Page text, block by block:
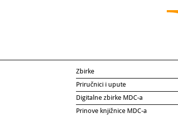
Zbirke
Priručnici i upute
Digitalne zbirke MDC-a
Prinove knjižnice MDC-a